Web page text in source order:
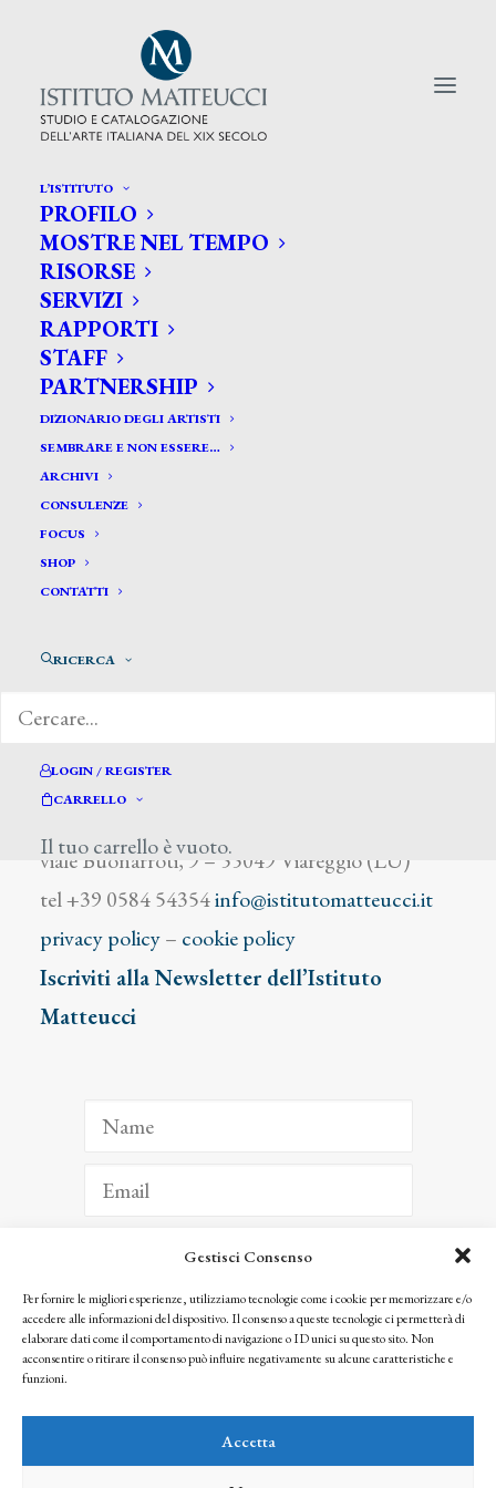
Gestisci Consenso
Per fornire le migliori esperienze, utilizziamo tecnologie come i cookie per memorizzare e/o
accedere alle informazioni del dispositivo. Il consenso a queste tecnologie ci permetterà di
elaborare dati come il comportamento di navigazione o ID unici su questo sito. Non
acconsentire o ritirare il consenso può influire negativamente su alcune caratteristiche e
funzioni.
Accetta
L’ISTITUTO
PROFILO
MOSTRE NEL TEMPO
RISORSE
SERVIZI
RAPPORTI
STAFF
PARTNERSHIP
DIZIONARIO DEGLI ARTISTI
SEMBRARE E NON ESSERE…
ARCHIVI
CONSULENZE
FOCUS
SHOP
CONTATTI
RICERCA
LOGIN / REGISTER
CARRELLO
Il tuo carrello è vuoto.
CERCA TRA GLI ARTISTI:
Search
for:
Scoppa Radames
viale Buonarroti, 9 – 55049 Viareggio (LU)
tel +39 0584 54354info@istitutomatteucci.it
privacy policy– cookie policy
Iscriviti alla Newsletter dell’Istituto
Matteucci
ISCRIVITI
Facendo clic per iscriverti, riconosci che le tue informazioni saranno trattate
seguendo la nostra Privacy Policy
© 2025 Istituto Matteucci. All right reserved
l’autorizzazione scritta dei proprietari dei diritti e dell’Istituto Matteucci